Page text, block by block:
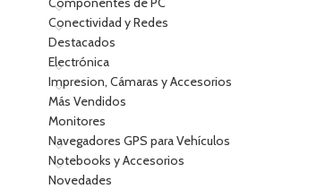
Conectividad y Redes
Destacados
Electrónica
Impresion, Cámaras y Accesorios
Más Vendidos
Monitores
Navegadores GPS para Vehículos
Notebooks y Accesorios
Novedades